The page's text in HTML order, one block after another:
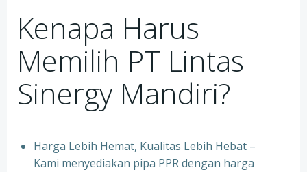
Kenapa Harus
Memilih PT Lintas
Sinergy Mandiri?
Harga Lebih Hemat, Kualitas Lebih Hebat –
Kami menyediakan pipa PPR dengan harga